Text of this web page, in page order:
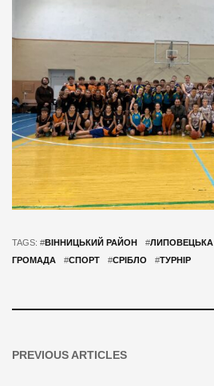
TAGS: #ВІННИЦЬКИЙ РАЙОН #ЛИПОВЕЦЬКА
ГРОМАДА
#СПОРТ #СРІБЛО #ТУРНІР
PREVIOUS ARTICLES